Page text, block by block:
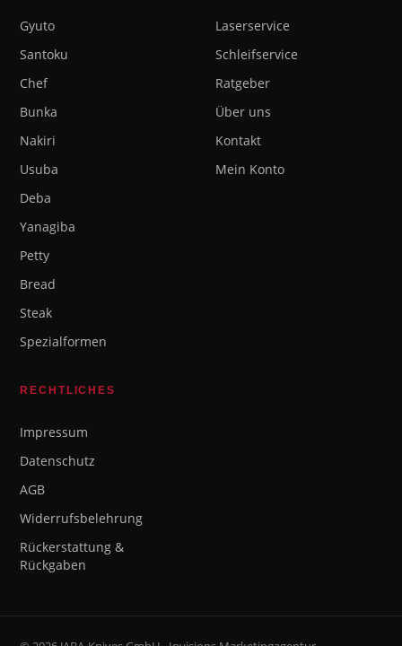
Gyuto
Santoku
Chef
Bunka
Nakiri
Usuba
Deba
Yanagiba
Petty
Bread
Steak
Spezialformen
Laserservice
Schleifservice
Ratgeber
Über uns
Kontakt
Mein Konto
RECHTLICHES
Impressum
Datenschutz
AGB
Widerrufsbelehrung
Rückerstattung &
Rückgaben